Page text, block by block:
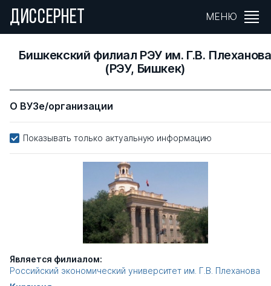
ДИССЕРНЕТ МЕНЮ
Бишкекский филиал РЭУ им. Г.В. Плеханова
(РЭУ, Бишкек)
О ВУЗе/организации
Показывать только актуальную информацию
Является филиалом:
Российский экономический университет им. Г.В. Плеханова